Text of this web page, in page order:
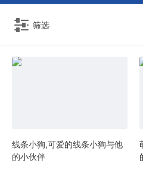
筛选
线条小狗,可爱的线条小狗与他
的小伙伴